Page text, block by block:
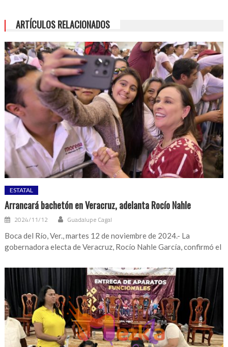
ARTÍCULOS RELACIONADOS
ESTATAL
Arrancará bachetón en Veracruz, adelanta Rocío Nahle
2024/11/12 Guadalupe Cagal
Boca del Río, Ver., martes 12 de noviembre de 2024.- La
gobernadora electa de Veracruz, Rocío Nahle García, confirmó el